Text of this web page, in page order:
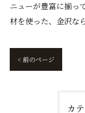
ニューが豊富に揃っ
材を使った、金沢な
< 前のページ
カ